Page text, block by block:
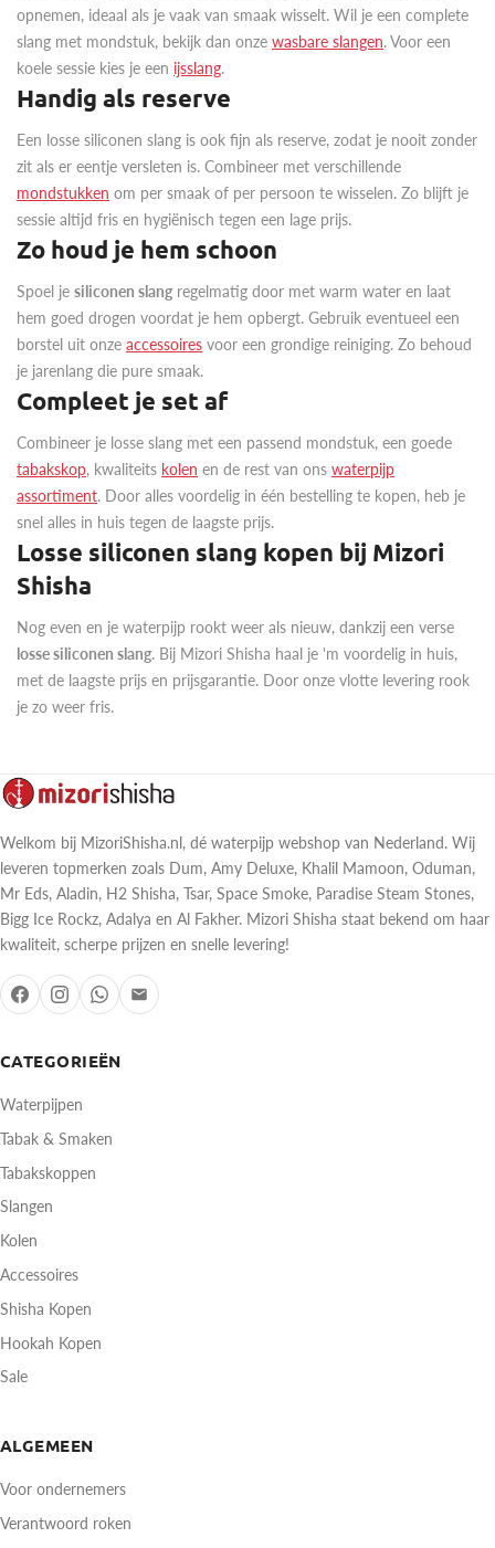
opnemen, ideaal als je vaak van smaak wisselt. Wil je een complete
slang met mondstuk, bekijk dan onze wasbare slangen. Voor een
koele sessie kies je een ijsslang.
Handig als reserve
Een losse siliconen slang is ook fijn als reserve, zodat je nooit zonder
zit als er eentje versleten is. Combineer met verschillende
mondstukken om per smaak of per persoon te wisselen. Zo blijft je
sessie altijd fris en hygiënisch tegen een lage prijs.
Zo houd je hem schoon
Spoel je siliconen slang regelmatig door met warm water en laat
hem goed drogen voordat je hem opbergt. Gebruik eventueel een
borstel uit onze accessoires voor een grondige reiniging. Zo behoud
je jarenlang die pure smaak.
Compleet je set af
Combineer je losse slang met een passend mondstuk, een goede
tabakskop, kwaliteits kolen en de rest van ons waterpijp
assortiment. Door alles voordelig in één bestelling te kopen, heb je
snel alles in huis tegen de laagste prijs.
Losse siliconen slang kopen bij Mizori
Shisha
Nog even en je waterpijp rookt weer als nieuw, dankzij een verse
losse siliconen slang. Bij Mizori Shisha haal je 'm voordelig in huis,
met de laagste prijs en prijsgarantie. Door onze vlotte levering rook
je zo weer fris.
CATEGORIEËN
Waterpijpen
Tabak & Smaken
Tabakskoppen
Slangen
Kolen
Accessoires
Shisha Kopen
Hookah Kopen
Sale
ALGEMEEN
Voor ondernemers
Verantwoord roken
Welkom bij MizoriShisha.nl, dé waterpijp webshop van Nederland. Wij
leveren topmerken zoals Dum, Amy Deluxe, Khalil Mamoon, Oduman,
Mr Eds, Aladin, H2 Shisha, Tsar, Space Smoke, Paradise Steam Stones,
Bigg Ice Rockz, Adalya en Al Fakher. Mizori Shisha staat bekend om haar
kwaliteit, scherpe prijzen en snelle levering!